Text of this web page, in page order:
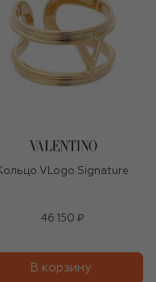
VLogo Signature
46 150 ₽
В корзину